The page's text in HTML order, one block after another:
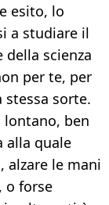
esito, lo
a studiare il
della scienza
per te, per
sorte.
lontano, ben
alla quale
alzare le mani
o forse